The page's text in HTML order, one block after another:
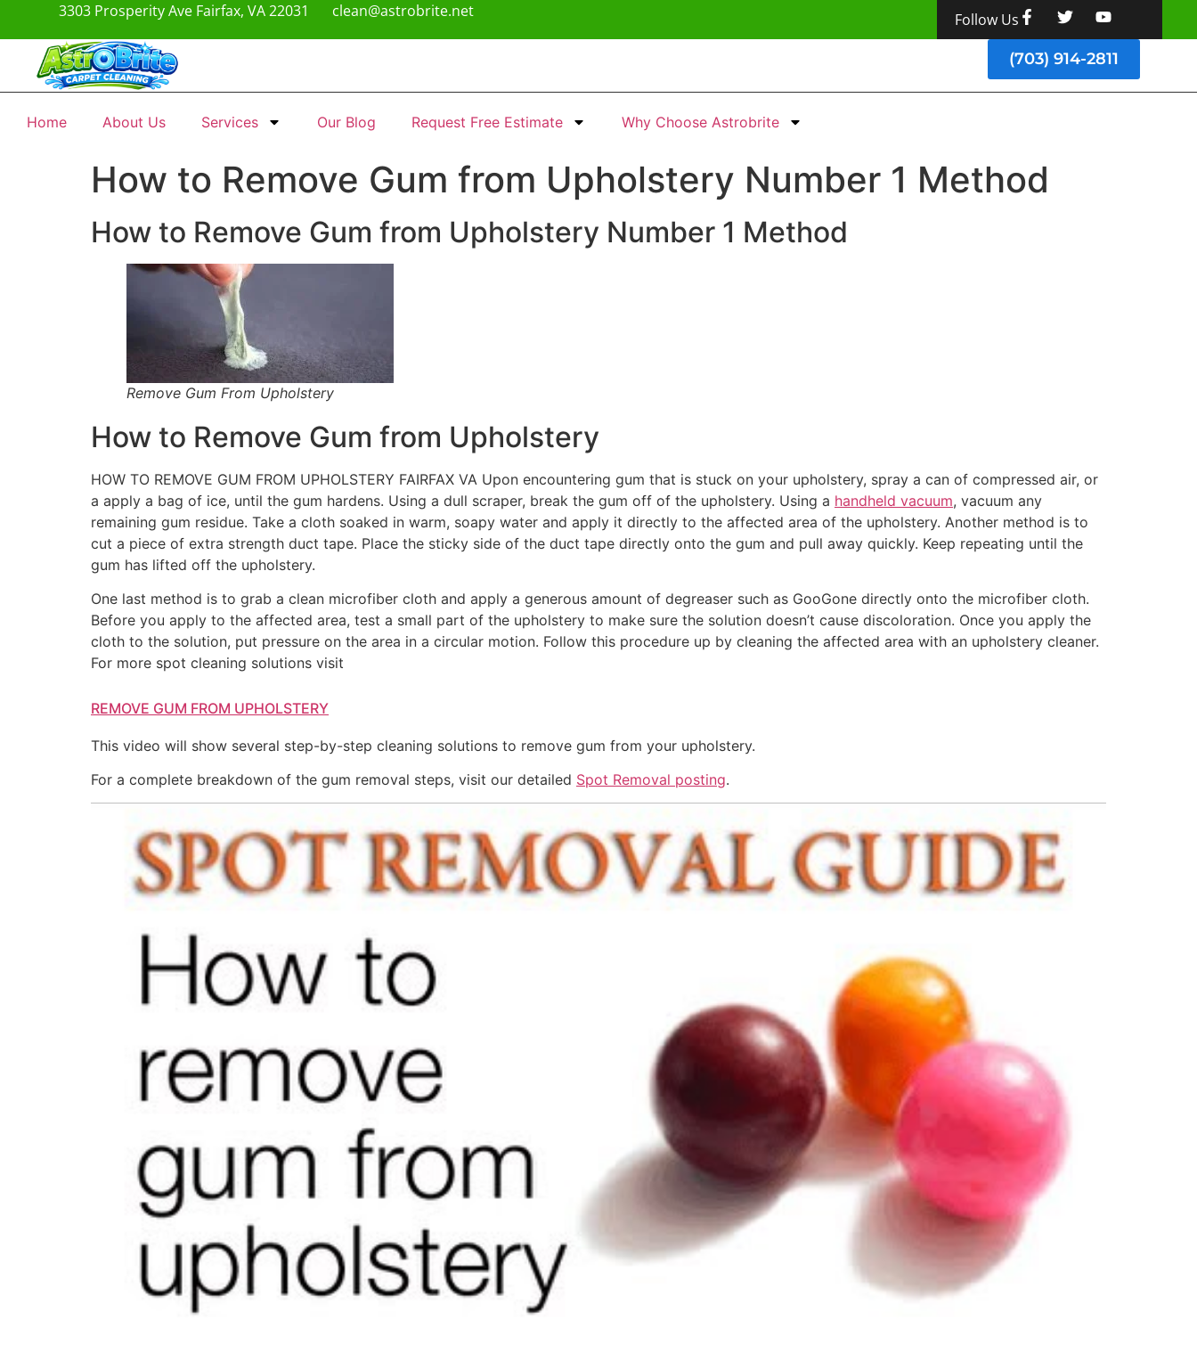
3303 Prosperity Ave Fairfax, VA 22031 clean@astrobrite.net
Follow Us
(703) 914-2811
Home About Us Services Our Blog Request Free Estimate Why Choose Astrobrite
How to Remove Gum from Upholstery Number 1 Method
How to Remove Gum from Upholstery Number 1 Method
Remove Gum From Upholstery
How to Remove Gum from Upholstery
HOW TO REMOVE GUM FROM UPHOLSTERY FAIRFAX VA Upon encountering gum that is stuck on your upholstery, spray a can of compressed air, or
a apply a bag of ice, until the gum hardens. Using a dull scraper, break the gum off of the upholstery. Using a handheld vacuum, vacuum any
remaining gum residue. Take a cloth soaked in warm, soapy water and apply it directly to the affected area of the upholstery. Another method is to
cut a piece of extra strength duct tape. Place the sticky side of the duct tape directly onto the gum and pull away quickly. Keep repeating until the
gum has lifted off the upholstery.
One last method is to grab a clean microfiber cloth and apply a generous amount of degreaser such as GooGone directly onto the microfiber cloth.
Before you apply to the affected area, test a small part of the upholstery to make sure the solution doesn’t cause discoloration. Once you apply the
cloth to the solution, put pressure on the area in a circular motion. Follow this procedure up by cleaning the affected area with an upholstery cleaner.
For more spot cleaning solutions visit
REMOVE GUM FROM UPHOLSTERY
This video will show several step-by-step cleaning solutions to remove gum from your upholstery.
For a complete breakdown of the gum removal steps, visit our detailed Spot Removal posting.